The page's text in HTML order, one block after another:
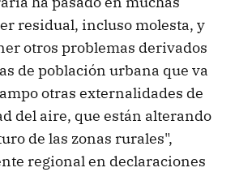
residual, incluso molesta, y
otros problemas derivados
de población urbana que va
otras externalidades de
del aire, que están alterando
de las zonas rurales",
regional en declaraciones